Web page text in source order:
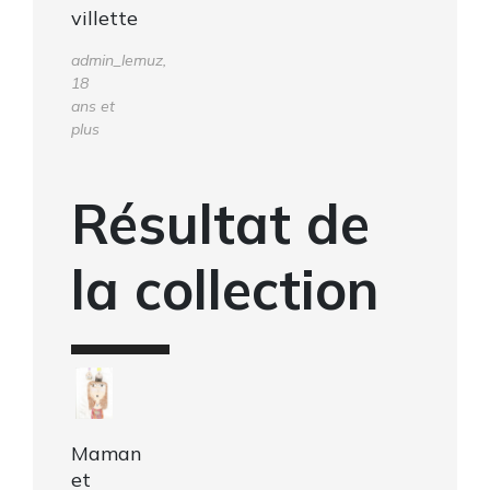
villette
admin_lemuz,
18
ans et
plus
Résultat de
la collection
Maman
et